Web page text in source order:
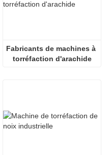
Fabricants de machines à
torréfaction d'arachide